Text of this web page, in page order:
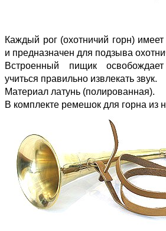
Каждый рог (охотничий горн)
и предназначен для подзыва
Встроенный пищик
учиться правильно извлекать звук.
Материал латунь (полированная).
В комплекте ремешок для горна из